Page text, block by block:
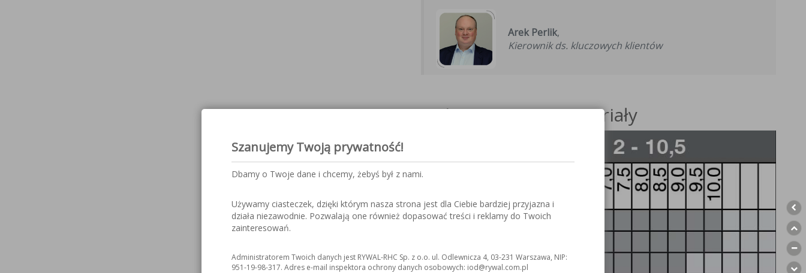
Arek Perlik,
Kierownik ds. kluczowych klientów
Dokumentacja i materiały
Szanujemy Twoją prywatność!
Dbamy o Twoje dane i chcemy, żebyś był z nami.
Używamy ciasteczek, dzięki którym nasza strona jest dla Ciebie bardziej przyjazna i
działa niezawodnie. Pozwalają one również dopasować treści i reklamy do Twoich
zainteresowań.
Administratorem Twoich danych jest RYWAL-RHC Sp. z o.o. ul. Odlewnicza 4, 03-231 Warszawa, NIP:
951-19-98-317. Adres e-mail inspektora ochrony danych osobowych: iod@rywal.com.pl